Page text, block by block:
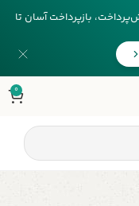
بازپرداخت آسان تا
0